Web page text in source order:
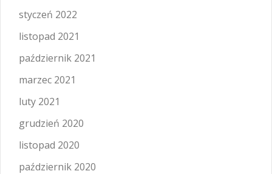
styczeń 2022
listopad 2021
październik 2021
marzec 2021
luty 2021
grudzień 2020
listopad 2020
październik 2020